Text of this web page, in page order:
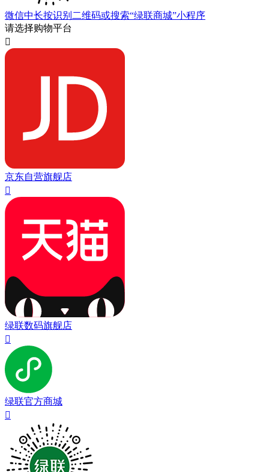
微信中长按识别二维码或搜索“绿联商城”小程序
请选择购物平台

京东自营旗舰店

绿联数码旗舰店

绿联官方商城
